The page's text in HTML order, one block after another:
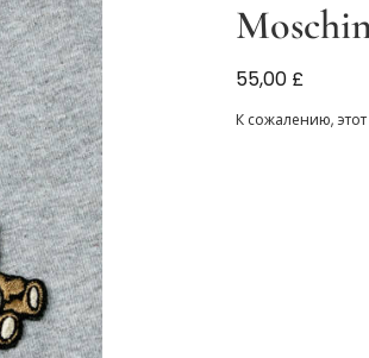
Футболка
55,00 £
К сожалению,